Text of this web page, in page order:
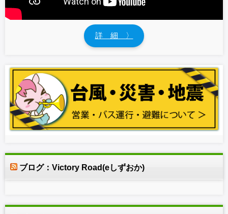
詳 細 〉
ブログ：Victory Road(eしずおか)